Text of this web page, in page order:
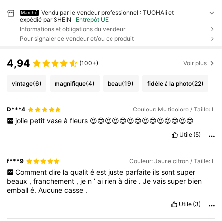
Marché
Vendu par le vendeur professionnel : TUOHAIi et
expédié par SHEIN
Entrepôt UE
Informations et obligations du vendeur
Pour signaler ce vendeur et/ou ce produit
4,94 (100+) Voir plus
vintage(6) magnifique(4) beau(19) fidèle à la photo(22)
D***4 Couleur: Multicolore / Taille: L
jolie petit vase à fleurs 😍😍😍😍😍😍😍😍😍😍😍😍😍😍
Utile (5)
f***9 Couleur: Jaune citron / Taille: L
Comment dire la qualit é est juste parfaite ils sont super
beaux ,franchement , je n’ai rienàdire .Jevaissuper bien
emballé.Aucunecasse .
Utile (3)